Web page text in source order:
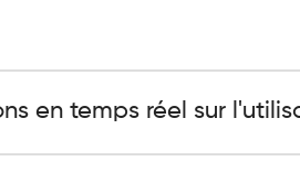
en temps réel sur